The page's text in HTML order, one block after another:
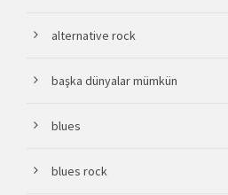
alternative rock
başka dünyalar mümkün
blues
blues rock